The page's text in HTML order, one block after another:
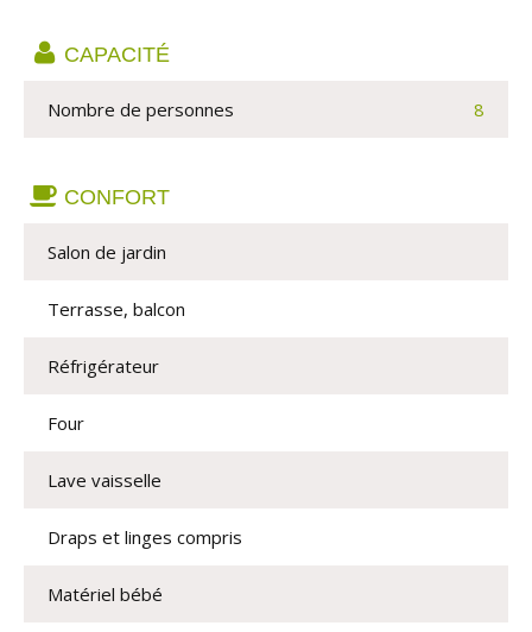
CAPACITÉ
Nombre de personnes 8
CONFORT
Salon de jardin
Terrasse, balcon
Réfrigérateur
Four
Lave vaisselle
Draps et linges compris
Matériel bébé